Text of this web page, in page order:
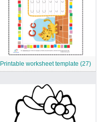
Printable worksheet template (27)